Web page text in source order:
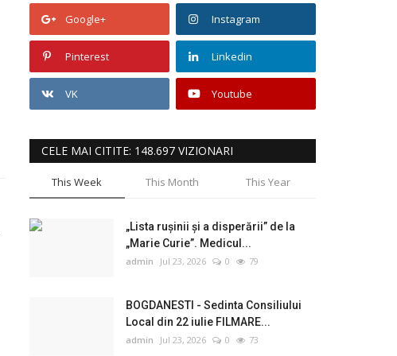
Google+ Instagram
Pinterest Linkedin
VK Youtube
CELE MAI CITITE: 148.697 VIZIONARI
This Week This Month This Year
„Lista rușinii și a disperării” de la
„Marie Curie”. Medicul...
admin Jul 23, 2026 0 79
BOGDANESTI - Sedinta Consiliului
Local din 22 iulie FILMARE...
admin Jul 23, 2026 0 73